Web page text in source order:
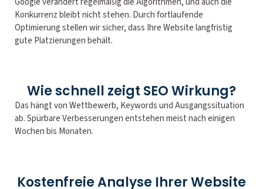
Konkurrenz bleibt nicht stehen. Durch fortlaufende
Optimierung stellen wir sicher, dass Ihre Website langfristig
gute Platzierungen behält.
Wie schnell zeigt SEO Wirkung?
Das hängt von Wettbewerb, Keywords und Ausgangssituation
ab. Spürbare Verbesserungen entstehen meist nach einigen
Wochen bis Monaten.
Kostenfreie Analyse Ihrer Website